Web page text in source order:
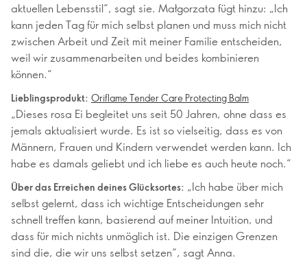
aktuellen Lebensstil“, sagt sie. Małgorzata fügt hinzu: „Ich
kann jeden Tag für mich selbst planen und muss mich nicht
zwischen Arbeit und Zeit mit meiner Familie entscheiden,
weil wir zusammenarbeiten und beides kombinieren
können.“
Lieblingsprodukt: Oriflame Tender Care Protecting Balm
„Dieses rosa Ei begleitet uns seit 50 Jahren, ohne dass es
jemals aktualisiert wurde. Es ist so vielseitig, dass es von
Männern, Frauen und Kindern verwendet werden kann. Ich
habe es damals geliebt und ich liebe es auch heute noch.“
Über das Erreichen deines Glücksortes: „Ich habe über mich
selbst gelernt, dass ich wichtige Entscheidungen sehr
schnell treffen kann, basierend auf meiner Intuition, und
dass für mich nichts unmöglich ist. Die einzigen Grenzen
sind die, die wir uns selbst setzen“, sagt Anna.